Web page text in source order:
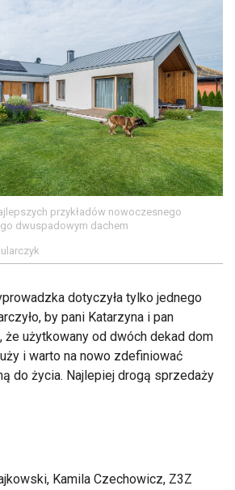
przykładów nowoczesnego
dwuspadowym dachem
dotyczyła tylko jednego
by pani Katarzyna i pan
że użytkowany od dwóch dekad dom
i warto na nowo zdefiniować
do życia. Najlepiej drogą sprzedaży
Kamila Czechowicz, Z3Z